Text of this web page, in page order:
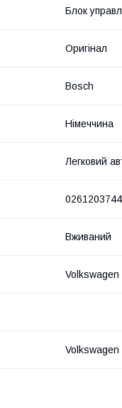
Блок
Оригінал
Bosch
Німеччина
Легковий
0261203744
Вживаний
Volkswagen
Volkswagen